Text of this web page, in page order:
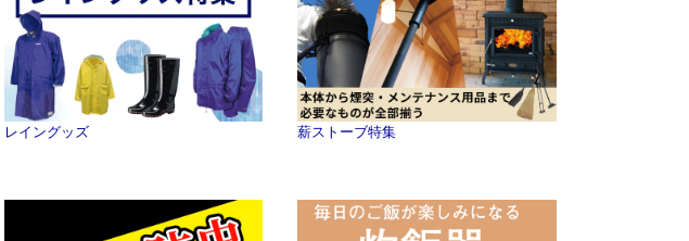
レイングッズ 薪ストーブ特集